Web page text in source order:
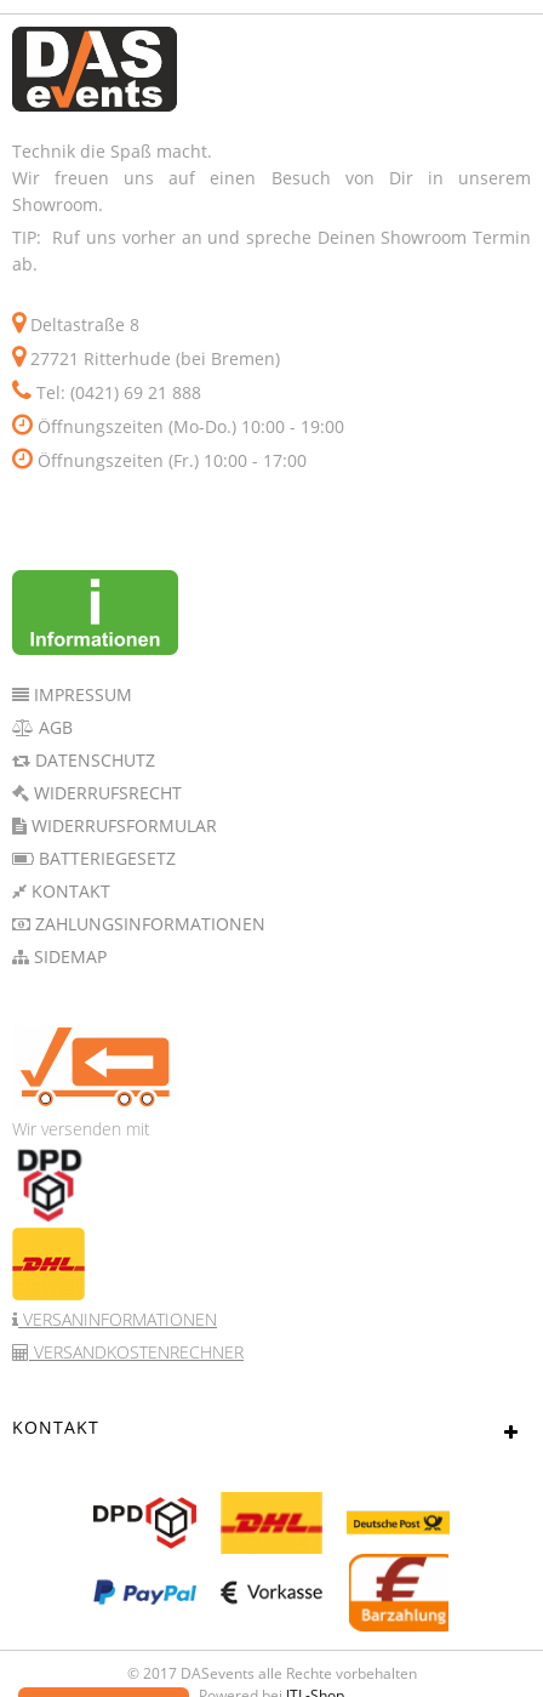
Technik die Spaß macht.
Wir freuen uns auf einen Besuch von Dir in unserem
Showroom.
TIP: Ruf uns vorher an und spreche Deinen Showroom Termin
ab.
Deltastraße 8
27721 Ritterhude (bei Bremen)
Tel: (0421) 69 21 888
Öffnungszeiten (Mo-Do.) 10:00 - 19:00
Öffnungszeiten (Fr.) 10:00 - 17:00
IMPRESSUM
AGB
DATENSCHUTZ
WIDERRUFSRECHT
WIDERRUFSFORMULAR
BATTERIEGESETZ
KONTAKT
ZAHLUNGSINFORMATIONEN
SIDEMAP
Wir versenden mit
VERSANINFORMATIONEN
VERSANDKOSTENRECHNER
KONTAKT
© 2017 DASevents alle Rechte vorbehalten